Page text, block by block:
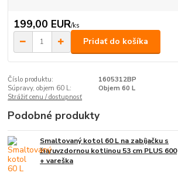
199,00 EUR/ks
Pridať do košíka
Číslo produktu:
1605312BP
Súpravy, objem 60 L:
Objem 60 L
Strážiť cenu / dostupnosť
Podobné produkty
Smaltovaný kotol 60 L na zabíjačku s
žiaruvzdornou kotlinou 53 cm PLUS 600
+ vareška